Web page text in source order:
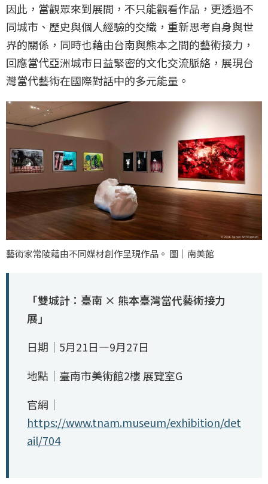
因此，當觀眾來到展間，不只能觀看作品，更透過不
同城市、歷史與個人經驗的交織，重新思考自身與世
界的關係，同時也藉由台南與熊本之間的藝術接力，
回應當代亞洲城市日益緊密的文化交流脈絡，展現台
灣當代藝術在國際對話中的多元能量。
藝術家常陵藉由不同媒材創作呈現作品。 圖｜南美館
「雙城計：臺南 × 熊本臺灣當代藝術接力
展」
日期｜5月21日—9月27日
地點｜臺南市美術館2樓 展覽室G
官網｜
https://www.tnam.museum/exhibition/det
ail/704